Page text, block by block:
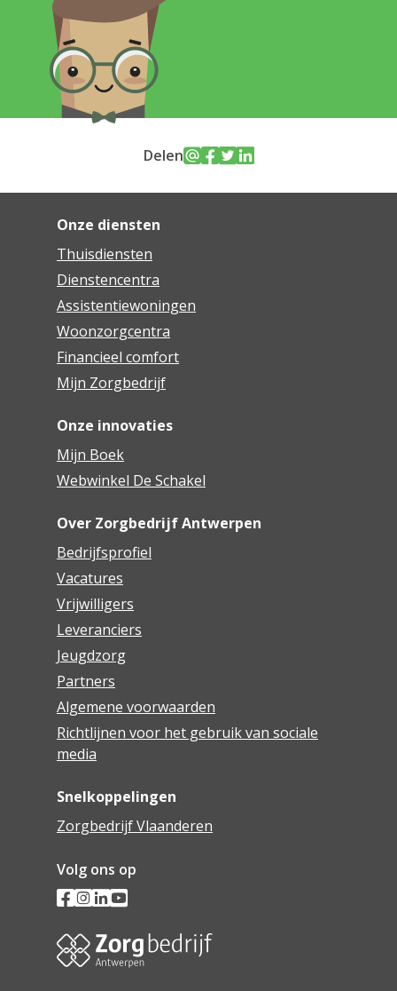
Delen
Onze diensten
Thuisdiensten
Dienstencentra
Assistentiewoningen
Woonzorgcentra
Financieel comfort
Mijn Zorgbedrijf
Onze innovaties
Mijn Boek
Webwinkel De Schakel
Over Zorgbedrijf Antwerpen
Bedrijfsprofiel
Vacatures
Vrijwilligers
Leveranciers
Jeugdzorg
Partners
Algemene voorwaarden
Richtlijnen voor het gebruik van sociale
media
Snelkoppelingen
Zorgbedrijf Vlaanderen
Volg ons op